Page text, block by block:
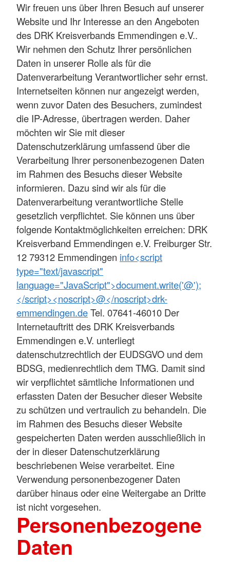
Wir freuen uns über Ihren Besuch auf unserer
Website und Ihr Interesse an den Angeboten
des DRK Kreisverbands Emmendingen e.V..
Wir nehmen den Schutz Ihrer persönlichen
Daten in unserer Rolle als für die
Datenverarbeitung Verantwortlicher sehr ernst.
Internetseiten können nur angezeigt werden,
wenn zuvor Daten des Besuchers, zumindest
die IP-Adresse, übertragen werden. Daher
möchten wir Sie mit dieser
Datenschutzerklärung umfassend über die
Verarbeitung Ihrer personenbezogenen Daten
im Rahmen des Besuchs dieser Website
informieren. Dazu sind wir als für die
Datenverarbeitung verantwortliche Stelle
gesetzlich verpflichtet. Sie können uns über
folgende Kontaktmöglichkeiten erreichen: DRK
Kreisverband Emmendingen e.V. Freiburger Str.
12 79312 Emmendingen info<script
type="text/javascript"
language="JavaScript">document.write('@');
</script><noscript>@</noscript>drk-
emmendingen.deTel. 07641-46010 Der
Internetauftritt des DRK Kreisverbands
Emmendingen e.V. unterliegt
datenschutzrechtlich der EUDSGVO und dem
BDSG, medienrechtlich dem TMG. Damit sind
wir verpflichtet sämtliche Informationen und
erfassten Daten der Besucher dieser Website
zu schützen und vertraulich zu behandeln. Die
im Rahmen des Besuchs dieser Website
gespeicherten Daten werden ausschließlich in
der in dieser Datenschutzerklärung
beschriebenen Weise verarbeitet. Eine
Verwendung personenbezogener Daten
darüber hinaus oder eine Weitergabe an Dritte
ist nicht vorgesehen.
Personenbezogene
Daten